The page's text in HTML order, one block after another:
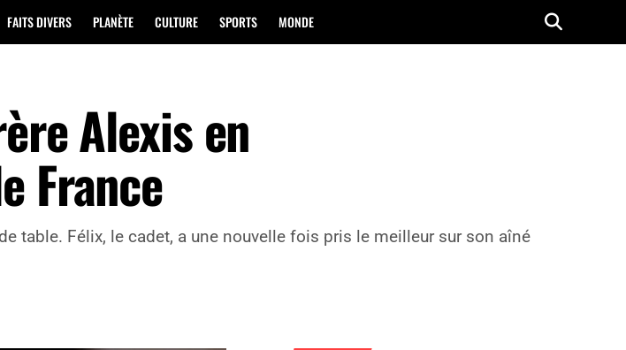
FAITS DIVERS PLANÈTE CULTURE SPORTS MONDE
Alexis en
France
table. Félix, le cadet, a une nouvelle fois pris le meilleur sur son aîné